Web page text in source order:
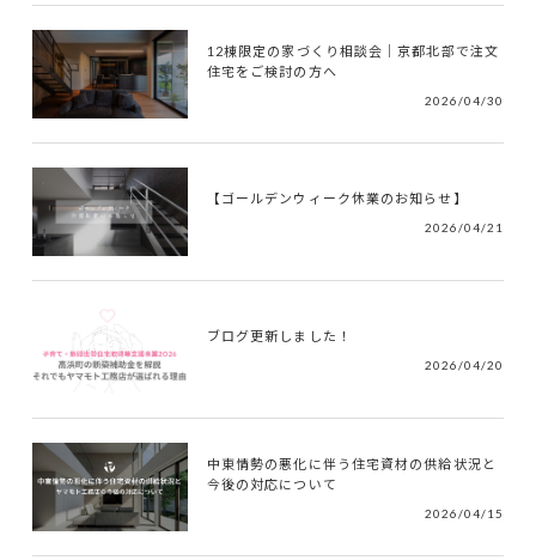
12棟限定の家づくり相談会｜京都北部で注文
住宅をご検討の方へ
2026/04/30
【ゴールデンウィーク休業のお知らせ】
2026/04/21
ブログ更新しました！
2026/04/20
中東情勢の悪化に伴う住宅資材の供給状況と
今後の対応について
2026/04/15